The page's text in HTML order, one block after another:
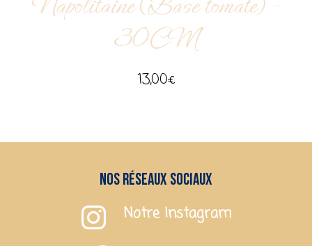
30CM
13,00€
Nos réseaux sociaux
Notre Instagram